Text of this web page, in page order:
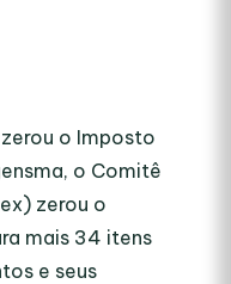
o Imposto
o Comitê
zerou o
mais 34 itens
e seus